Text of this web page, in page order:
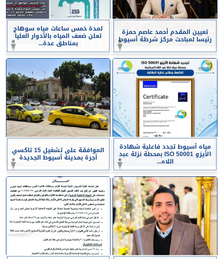
تعيين المقدم أحمد عاصم حمزة
رئيسا لمباحث مركز شرطة أسيوط
لمدة خمس ساعات مياه سوهاج
تعلن ضعف المياه بالأدوار العليا
بمناطق عدة...
مياه أسيوط تجدد فاعلية شهادة
الأيزو ISO 50001 بمحطة نزلة عبد
اللاه...
الموافقة على تشغيل 15 تاكسي
أجرة بمدينة أسيوط الجديدة